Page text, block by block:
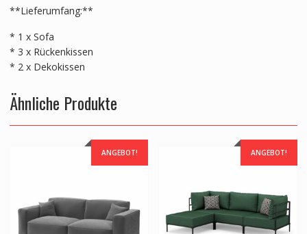
**Lieferumfang:**
* 1 x Sofa
* 3 x Rückenkissen
* 2 x Dekokissen
Ähnliche Produkte
ANGEBOT! ANGEBOT!